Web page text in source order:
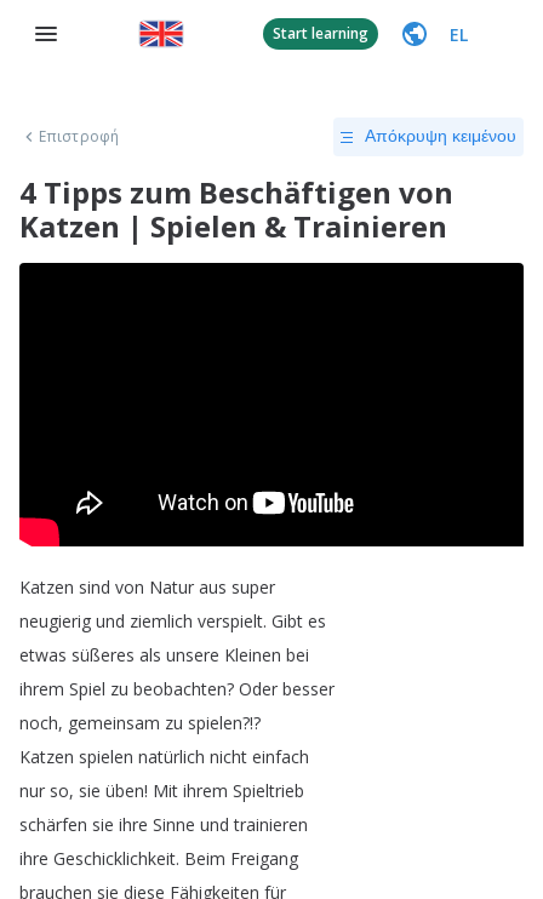
Start learning EL
Επιστροφή Απόκρυψη κειμένου
4 Tipps zum Beschäftigen von
Katzen | Spielen & Trainieren
Katzen sind von Natur aus super
neugierig und ziemlich verspielt. Gibt es
etwas süßeres als unsere Kleinen bei
ihrem Spiel zu beobachten? Oder besser
noch, gemeinsam zu spielen?!?
Katzen spielen natürlich nicht einfach
nur so, sie üben! Mit ihrem Spieltrieb
schärfen sie ihre Sinne und trainieren
ihre Geschicklichkeit. Beim Freigang
brauchen sie diese Fähigkeiten für